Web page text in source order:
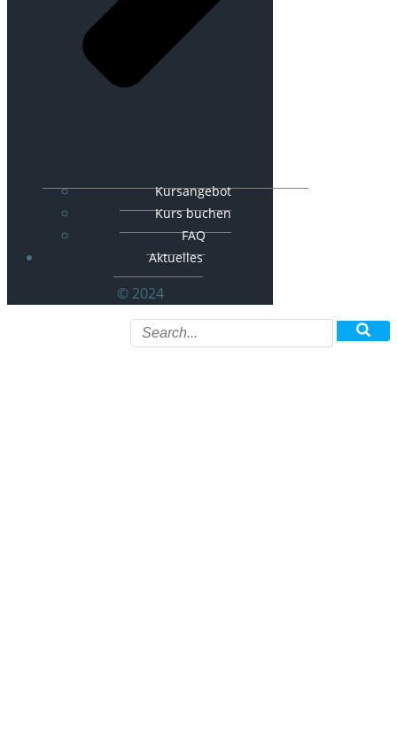
Kursangebot
Kurs buchen
FAQ
Aktuelles
© 2024